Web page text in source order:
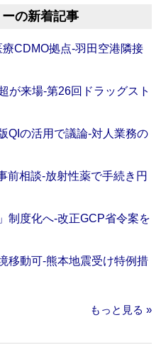
の新着記事
CDMO拠点‐羽田空港隣接
が来場‐第26回ドラッグスト
QIの活用で議論‐対人業務の
前相談‐放射性薬で手続き円
制度化へ‐改正GCP省令案を
移動可‐熊本地震受け特例措
もっと見る »